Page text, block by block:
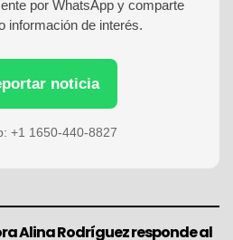
por WhatsApp y comparte
información de interés.
noticia
+1 1650-440-8827
Alina Rodríguez responde al